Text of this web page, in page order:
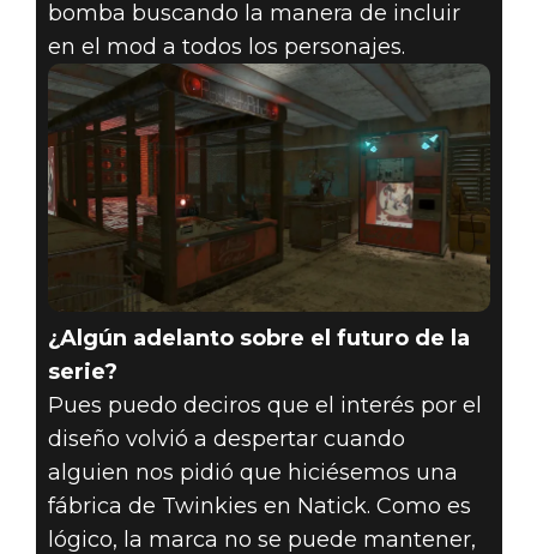
bomba buscando la manera de incluir
en el mod a todos los personajes.
¿Algún adelanto sobre el futuro de la
serie?
Pues puedo deciros que el interés por el
diseño volvió a despertar cuando
alguien nos pidió que hiciésemos una
fábrica de Twinkies en Natick. Como es
lógico, la marca no se puede mantener,